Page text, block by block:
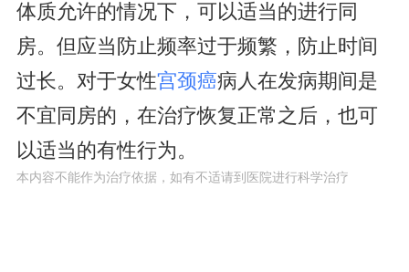
体质允许的情况下，可以适当的进行同
房。但应当防止频率过于频繁，防止时间
过长。对于女性宫颈癌病人在发病期间是
不宜同房的，在治疗恢复正常之后，也可
以适当的有性行为。
本内容不能作为治疗依据，如有不适请到医院进行科学治疗